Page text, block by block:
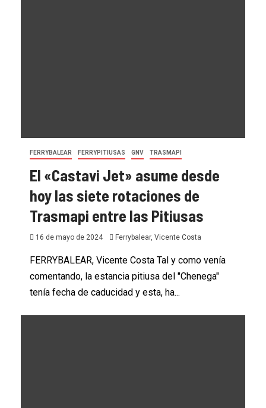
FERRYBALEAR FERRYPITIUSAS GNV TRASMAPI
El «Castavi Jet» asume desde
hoy las siete rotaciones de
Trasmapi entre las Pitiusas
16 de mayo de 2024 Ferrybalear, Vicente Costa
FERRYBALEAR, Vicente Costa Tal y como venía
comentando, la estancia pitiusa del "Chenega"
tenía fecha de caducidad y esta, ha...